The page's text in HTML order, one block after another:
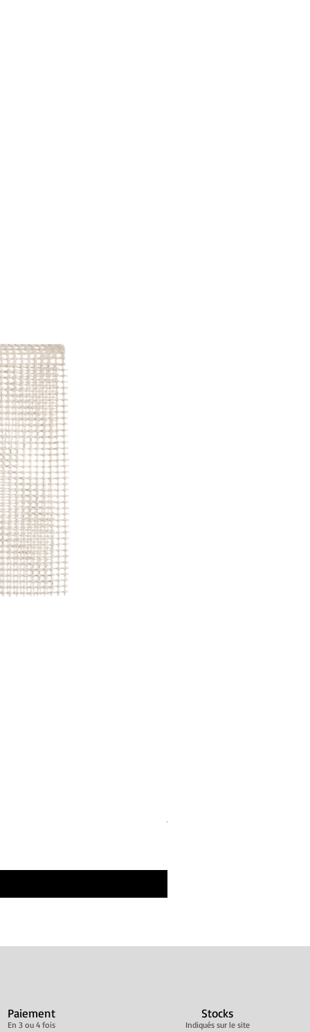
Paiement
En 3 ou 4 fois
Stocks
Indiqués sur le site